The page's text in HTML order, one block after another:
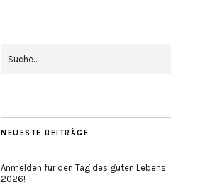
NEUESTE BEITRÄGE
Anmelden für den Tag des guten Lebens
2026!